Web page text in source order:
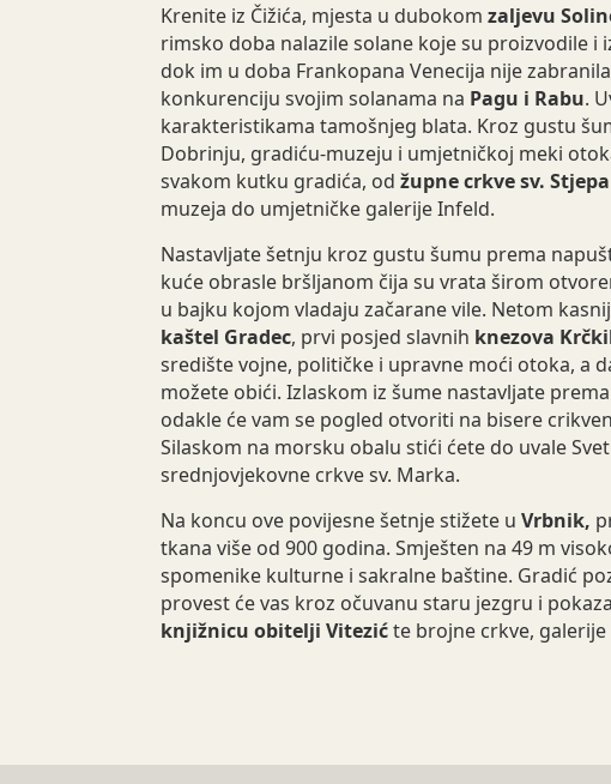
Krenite iz Čižića, mjesta u dubokom zaljevu
rimsko doba nalazile solane koje su proizvodile i
dok im u doba Frankopana Venecija nije
konkurenciju svojim solanama na Pagu i Rabu.
karakteristikama tamošnjeg blata. Kroz gustu
Dobrinju, gradiću-muzeju i umjetničkoj meki
svakom kutku gradića, od župne crkve sv.
muzeja do umjetničke galerije Infeld.
Nastavljate šetnju kroz gustu šumu prema
kuće obrasle bršljanom čija su vrata širom
u bajku kojom vladaju začarane vile. Netom
kaštel Gradec, prvi posjed slavnih knezova
središte vojne, političke i upravne moći otoka, a
možete obići. Izlaskom iz šume nastavljate
odakle će vam se pogled otvoriti na bisere
Silaskom na morsku obalu stići ćete do uvale
srednjovjekovne crkve sv. Marka.
Na koncu ove povijesne šetnje stižete u Vrbnik,
tkana više od 900 godina. Smješten na 49 m
spomenike kulturne i sakralne baštine. Gradić
provest će vas kroz očuvanu staru jezgru i
knjižnicu obitelji Vitezićte brojne crkve, galerije